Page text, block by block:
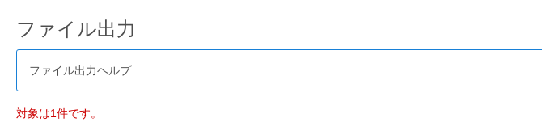
ファイル出力
ファイル出力ヘルプ
対象は1件です。